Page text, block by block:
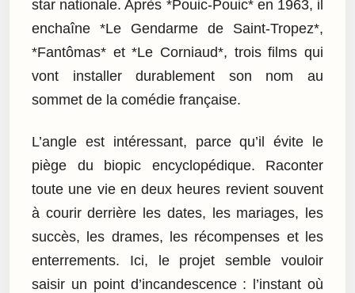
star nationale. Après *Pouic-Pouic* en 1963, il
enchaîne *Le Gendarme de Saint-Tropez*,
*Fantômas* et *Le Corniaud*, trois films qui
vont installer durablement son nom au
sommet de la comédie française.
L’angle est intéressant, parce qu’il évite le
piège du biopic encyclopédique. Raconter
toute une vie en deux heures revient souvent
à courir derrière les dates, les mariages, les
succès, les drames, les récompenses et les
enterrements. Ici, le projet semble vouloir
saisir un point d’incandescence : l’instant où